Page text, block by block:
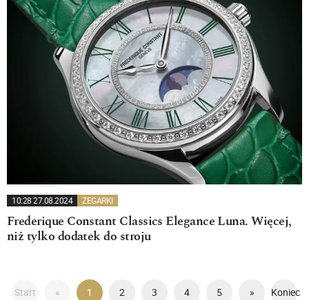
10:28 27.08.2024 ZEGARKI
Frederique Constant Classics Elegance Luna. Więcej,
niż tylko dodatek do stroju
Start « 1 2 3 4 5 » Koniec